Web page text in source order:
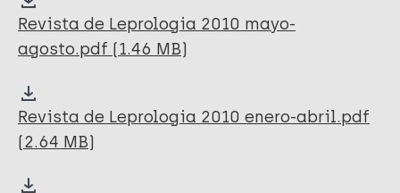
Revista de Leprologia 2010 mayo-
agosto.pdf (1.46 MB)
Revista de Leprologia 2010 enero-abril.pdf
(2.64 MB)